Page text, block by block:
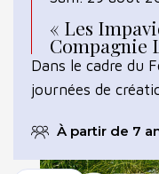
« Les
Compagnie
Dans le cadre du
journées de
À partir de 7